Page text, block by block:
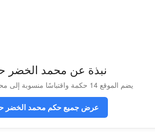
نبذة عن محمد الخضر
يضم الموقع 14 حكمة واقتباسًا منسوبة إلى محمد الخضر حسين
عرض جميع حكم محمد الخضر